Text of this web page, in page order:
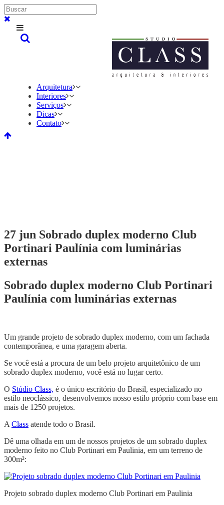
Arquitetura
Interiores
Serviços
Dicas
Contato
27 jun Sobrado duplex moderno Club
Portinari Paulínia com luminárias
externas
Sobrado duplex moderno Club Portinari
Paulínia com luminárias externas
Um grande projeto de sobrado duplex moderno, com um fachada
contemporânea, e uma garagem aberta.
Se você está a procura de um belo projeto arquitetônico de um
sobrado duplex moderno, você está no lugar certo.
O Stúdio Class, é o único escritório do Brasil, especializado no
estilo neoclássico, desenvolvemos nosso estilo próprio com base em
mais de 1250 projetos.
A Class atende todo o Brasil.
Dê uma olhada em um de nossos projetos de um sobrado duplex
moderno feito no Club Portinari em Paulinia, em um terreno de
300m²:
Projeto sobrado duplex moderno Club Portinari em Paulinia